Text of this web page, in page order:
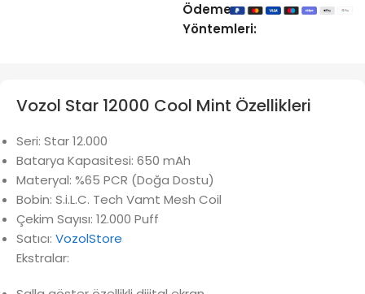
Ödeme
Yöntemleri:
Vozol Star 12000 Cool Mint Özellikleri
Seri: Star 12.000
Batarya Kapasitesi: 650 mAh
Materyal: %65 PCR (Doğa Dostu)
Bobin: S.i.L.C. Tech Vamt Mesh Coil
Çekim Sayısı: 12.000 Puff
Satıcı: VozolStore
Ekstralar: